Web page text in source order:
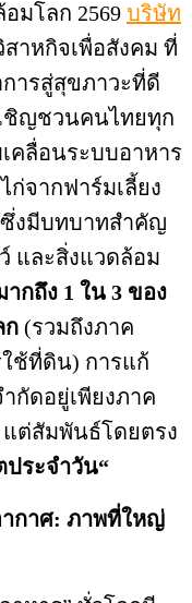
มโลก 2569 บริษัท
สาหกิจเพื่อสังคม ที่
การสู่สุขภาวะที่ดี
ชิญชวนคนไทยทุก
คลื่อนระบบอาหาร
ก่จากฟาร์มเลี้ยง
ซึ่งมีบทบาทสำคัญ
และสิ่งแวดล้อม
ากถึง 1 ใน 3 ของ
ก (รวมถึงภาค
ช้ที่ดิน) การแก้
กัดอยู่เพียงภาค
ต่สัมพันธ์โดยตรง
ประจำวัน“
กาศ: ภาพที่ใหญ่